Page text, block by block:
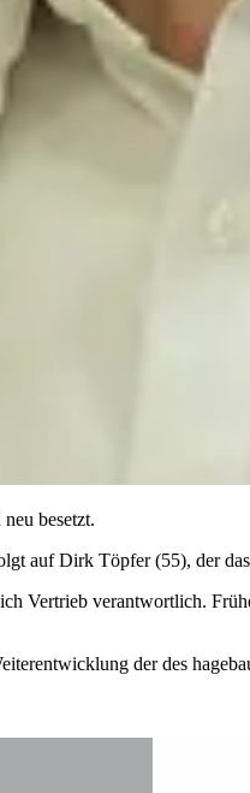
besetzt.
auf Dirk Töpfer (55), der
Vertrieb verantwortlich.
der des